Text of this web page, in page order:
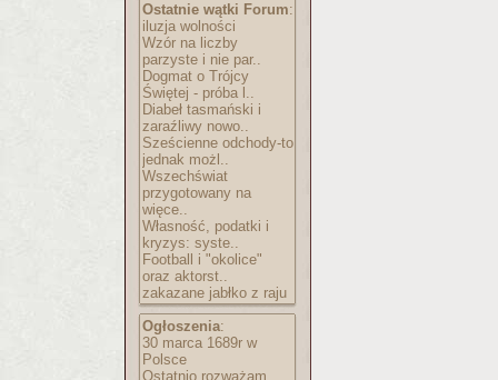
Ostatnie wątki Forum:
iluzja wolności
Wzór na liczby
parzyste i nie par..
Dogmat o Trójcy
Świętej - próba l..
Diabeł tasmański i
zaraźliwy nowo..
Sześcienne odchody-to
jednak możl..
Wszechświat
przygotowany na
więce..
Własność, podatki i
kryzys: syste..
Football i "okolice"
oraz aktorst..
zakazane jabłko z raju
Ogłoszenia:
30 marca 1689r w
Polsce
Ostatnio rozważam